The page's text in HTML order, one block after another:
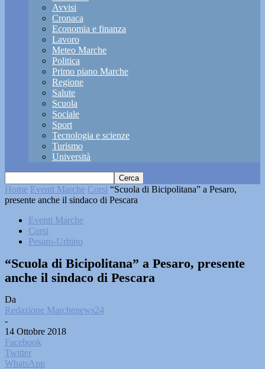
Avvisi
Cronaca
Economia e finanza
Lavoro
Meteo Marche
Politica
Primo piano Marche
Regione
Salute
Scuola
Sociale
Sport
Tecnologia e scienze
Turismo
Università
Home Eventi Marche Corsi “Scuola di Bicipolitana” a Pesaro,
presente anche il sindaco di Pescara
Eventi Marche
Corsi
Pesaro-Urbino
“Scuola di Bicipolitana” a Pesaro, presente
anche il sindaco di Pescara
Da
Redazione Marchenews24
-
14 Ottobre 2018
Facebook
Twitter
WhatsApp